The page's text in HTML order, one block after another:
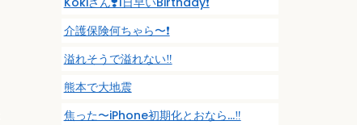
介護保険何ちゃら〜❗️
溢れそうで溢れない‼️
熊本で大地震
焦った〜iPhone初期化とおなら…‼️